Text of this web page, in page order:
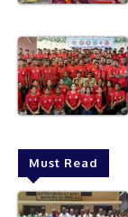
Must Read